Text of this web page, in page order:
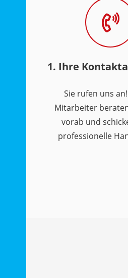
1. Ihre
Sie rufen uns
Mitarbeiter
vorab und
professionelle